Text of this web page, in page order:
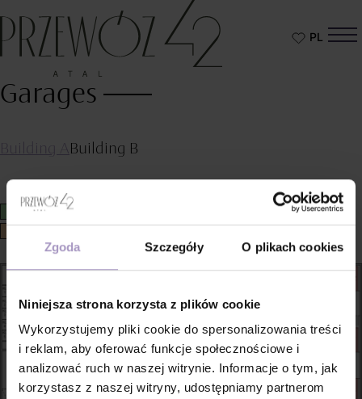
Zgoda Szczegóły O plikach cookies
Niniejsza strona korzysta z plików cookie
Wykorzystujemy pliki cookie do spersonalizowania treści
i reklam, aby oferować funkcje społecznościowe i
analizować ruch w naszej witrynie. Informacje o tym, jak
korzystasz z naszej witryny, udostępniamy partnerom
Przewóz
Otwórz
PL
Garages
Building A Building B
Free